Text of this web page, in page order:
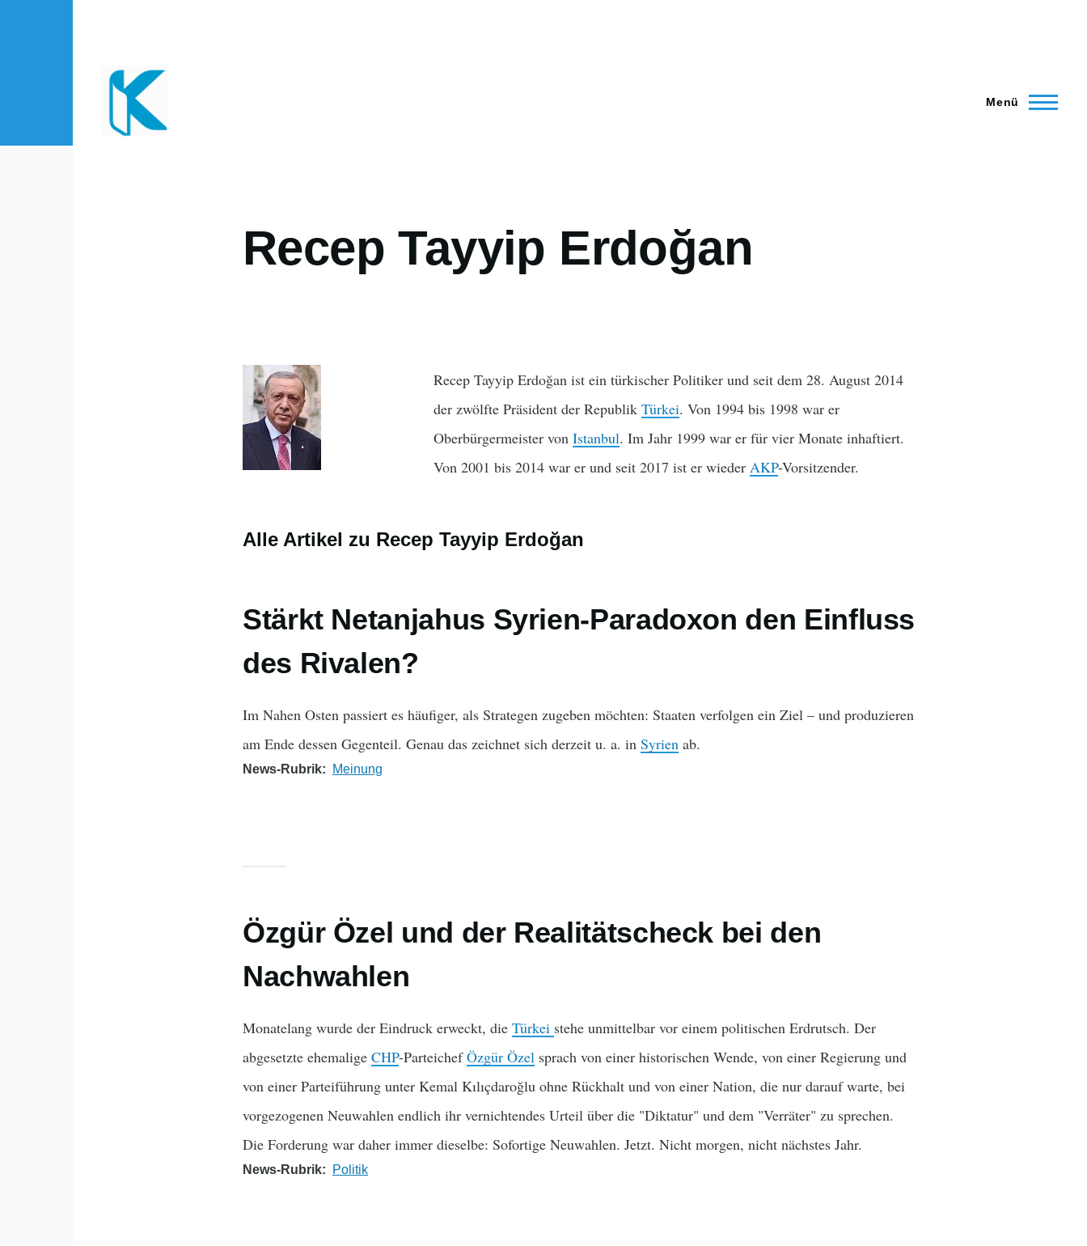
Menü
Recep Tayyip Erdoğan
Recep Tayyip Erdoğan ist ein türkischer Politiker und seit dem 28. August 2014
der zwölfte Präsident der Republik Türkei. Von 1994 bis 1998 war er
Oberbürgermeister von Istanbul. Im Jahr 1999 war er für vier Monate inhaftiert.
Von 2001 bis 2014 war er und seit 2017 ist er wieder AKP-Vorsitzender.
Alle Artikel zu Recep Tayyip Erdoğan
Stärkt Netanjahus Syrien-Paradoxon den Einfluss
des Rivalen?
Im Nahen Osten passiert es häufiger, als Strategen zugeben möchten: Staaten verfolgen ein Ziel – und produzieren
am Ende dessen Gegenteil. Genau das zeichnet sich derzeit u. a. in Syrien ab.
News-Rubrik Meinung
Özgür Özel und der Realitätscheck bei den
Nachwahlen
Monatelang wurde der Eindruck erweckt, die Türkei stehe unmittelbar vor einem politischen Erdrutsch. Der
abgesetzte ehemalige CHP-ParteichefÖzgür Özel sprach von einer historischen Wende, von einer Regierung und
von einer Parteiführung unter Kemal Kılıçdaroğlu ohne Rückhalt und von einer Nation, die nur darauf warte, bei
vorgezogenen Neuwahlen endlich ihr vernichtendes Urteil über die "Diktatur" und dem "Verräter" zu sprechen.
Die Forderung war daher immer dieselbe: Sofortige Neuwahlen. Jetzt. Nicht morgen, nicht nächstes Jahr.
News-Rubrik Politik